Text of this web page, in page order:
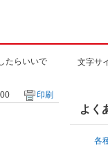
文字サ
たらいいで
よく
各
印刷